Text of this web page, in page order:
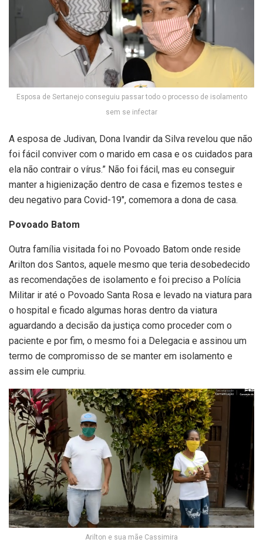
Esposa de Sertanejo conseguiu passar todo o processo de isolamento
sem se infectar
A esposa de Judivan, Dona Ivandir da Silva revelou que não
foi fácil conviver com o marido em casa e os cuidados para
ela não contrair o vírus.” Não foi fácil, mas eu conseguir
manter a higienização dentro de casa e fizemos testes e
deu negativo para Covid-19″, comemora a dona de casa.
Povoado Batom
Outra família visitada foi no Povoado Batom onde reside
Arilton dos Santos, aquele mesmo que teria desobedecido
as recomendações de isolamento e foi preciso a Polícia
Militar ir até o Povoado Santa Rosa e levado na viatura para
o hospital e ficado algumas horas dentro da viatura
aguardando a decisão da justiça como proceder com o
paciente e por fim, o mesmo foi a Delegacia e assinou um
termo de compromisso de se manter em isolamento e
assim ele cumpriu.
Arilton e sua mãe Cassimira